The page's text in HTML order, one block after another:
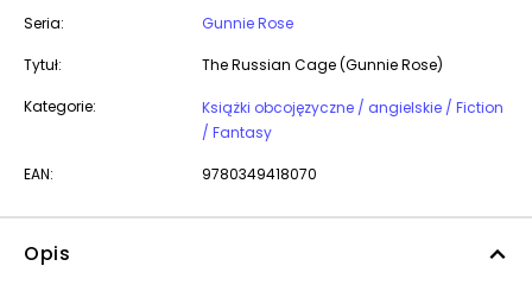
Seria:
Gunnie Rose
Tytuł: The Russian Cage (Gunnie Rose)
Kategorie:
Książki obcojęzyczne / angielskie / Fiction
/ Fantasy
EAN: 9780349418070
Opis